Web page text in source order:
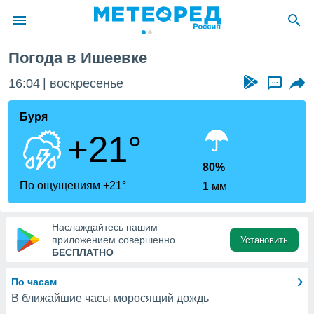
о
Вы можете
к этому
доступ
Погода в Ишеевке
16:04 воскресенье ...
Буря
+21°
По ощущениям +21°
80%
1 мм
Наслаждайтесь нашим
приложением совершенно
БЕСПЛАТНО
Установить
По часам
В ближайшие часы моросящий дождь